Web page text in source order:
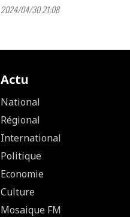
2024/04/30 21:08
Actu
National
Régional
International
Politique
Economie
Culture
Mosaique FM